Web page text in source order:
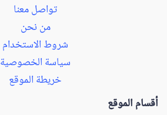
تواصل معنا
من نحن
شروط الاستخدام
سياسة الخصوصية
خريطة الموقع
أقسام الموقع